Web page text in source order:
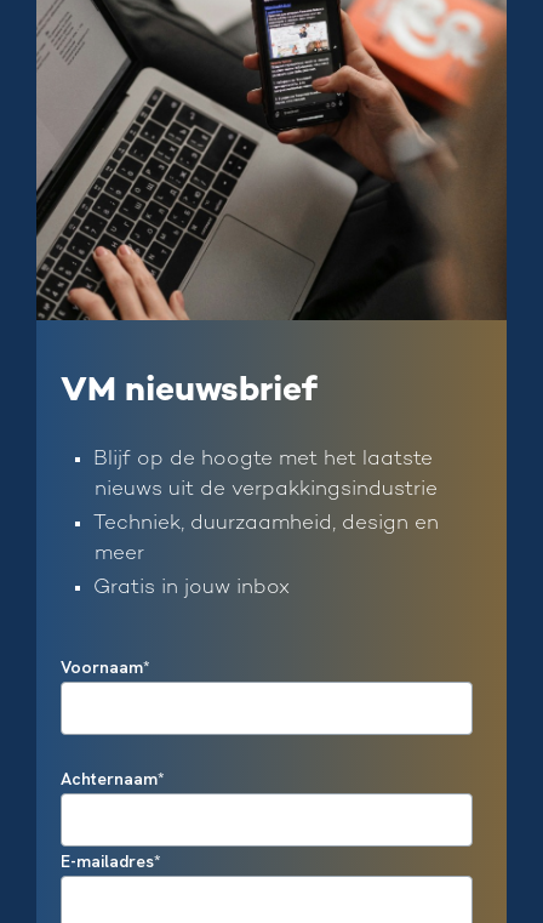
VM nieuwsbrief
Blijf op de hoogte met het laatste
nieuws uit de verpakkingsindustrie
Techniek, duurzaamheid, design en
meer
Gratis in jouw inbox
Voornaam*
Achternaam*
E-mailadres*